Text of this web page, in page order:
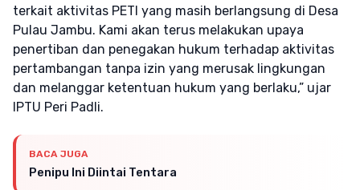
terkait aktivitas PETI yang masih berlangsung di Desa
Pulau Jambu. Kami akan terus melakukan upaya
penertiban dan penegakan hukum terhadap aktivitas
pertambangan tanpa izin yang merusak lingkungan
dan melanggar ketentuan hukum yang berlaku,” ujar
IPTU Peri Padli.
BACA JUGA
Penipu Ini Diintai Tentara